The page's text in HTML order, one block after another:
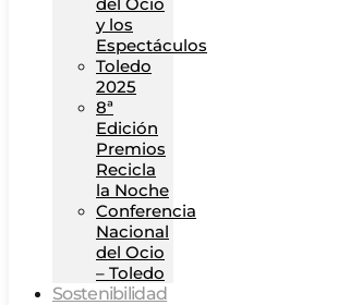
y los
Espectáculos
Toledo
2025
8ª
Edición
Premios
Recicla
la Noche
Conferencia
Nacional
del Ocio
– Toledo
Sostenibilidad